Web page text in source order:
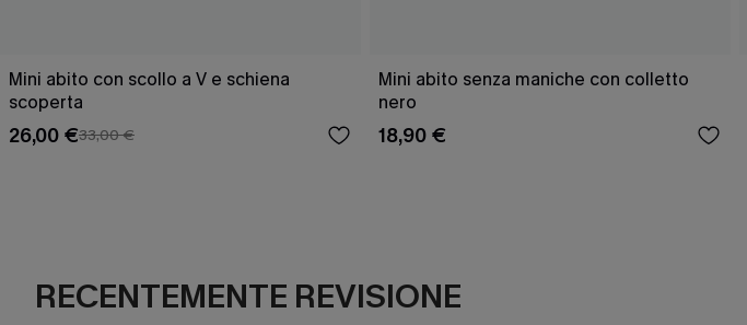
Mini abito con scollo a V e schiena
scoperta
26,00 €33,00 €
Mini abito senza maniche con colletto
nero
18,90 €
RECENTEMENTE REVISIONE